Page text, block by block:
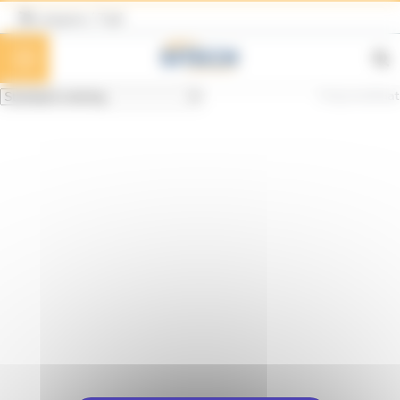
Enig resultaat